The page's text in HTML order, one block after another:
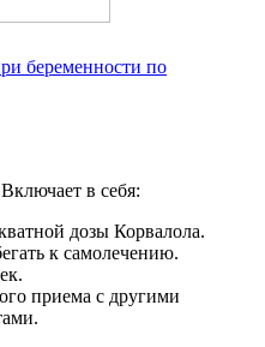
беременности по
в себя:
дозы Корвалола.
к самолечению.
приема с другими